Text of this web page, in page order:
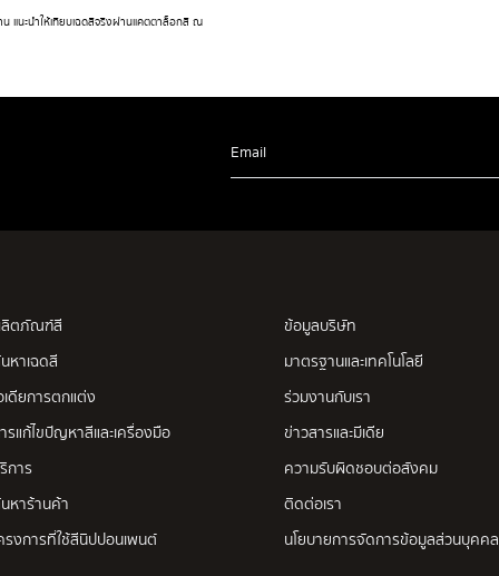
แนะนำให้เทียบเฉดสีจริงผ่านแคตตาล็อกสี ณ
Email
ตภัณฑ์สี
หาเฉดสี
เดียการตกแต่ง
รแก้ไขปัญหาสีและเครื่องมือ
การ
หาร้านค้า
รงการที่ใช้สีนิปปอนเพนต์
ข้อมูลบริษัท
มาตรฐานและเทคโนโลยี
ร่วมงานกับเรา
ข่าวสารและมีเดีย
ความรับผิดชอบต่อสังคม
ติดต่อเรา
นโยบายการจัดการข้อมูลส่วนบุคคล